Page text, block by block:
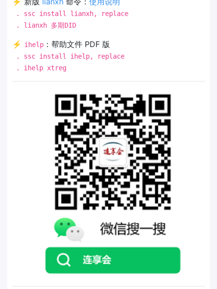
. ssc install lianxh, replace
. lianxh 多期DID
⚡ ihelp ：帮助文件 PDF 版
. ssc install ihelp, replace
. ihelp xtreg